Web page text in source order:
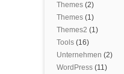
Themes (2)
Themes (1)
Themes2 (1)
Tools (16)
Unternehmen (2)
WordPress (11)